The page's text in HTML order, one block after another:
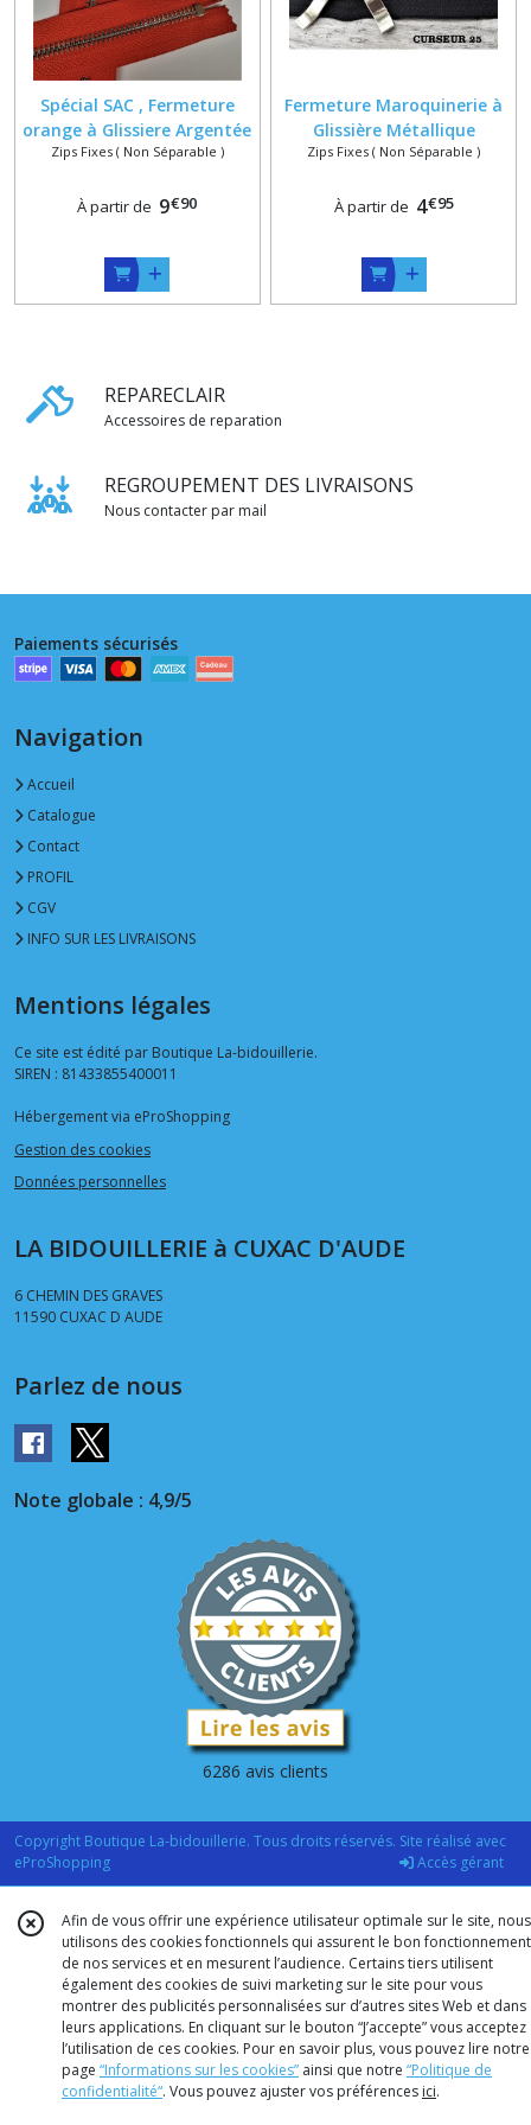
Spécial SAC , Fermeture
orange à Glissiere Argentée
Polie 6 mm , Zip Brillant
sur Mesure
Zips Fixes ( Non Séparable )
À partir de 9€90
Fermeture Maroquinerie à
Glissière Métallique
Argentée ou dorée sur
Zips Fixes ( Non Séparable )
À partir de 4€95
REPARECLAIR
Accessoires de reparation
REGROUPEMENT DES LIVRAISONS
Nous contacter par mail
Paiements sécurisés
Navigation
Accueil
Catalogue
Contact
PROFIL
CGV
INFO SUR LES LIVRAISONS
Mentions légales
Ce site est édité par Boutique La-bidouillerie.
SIREN : 81433855400011
Hébergement via eProShopping
Gestion des cookies
Données personnelles
LA BIDOUILLERIE à CUXAC D'AUDE
6 CHEMIN DES GRAVES
11590 CUXAC D AUDE
Parlez de nous
Note globale : 4,9/5
6286 avis clients
Copyright Boutique La-bidouillerie. Tous droits réservés. Site réalisé avec
eProShopping
Accès gérant
Afin de vous offrir une expérience utilisateur optimale sur le site, nous
utilisons des cookies fonctionnels qui assurent le bon fonctionnement
de nos services et en mesurent l’audience. Certains tiers utilisent
également des cookies de suivi marketing sur le site pour vous
montrer des publicités personnalisées sur d’autres sites Web et dans
leurs applications. En cliquant sur le bouton “J’accepte” vous acceptez
l’utilisation de ces cookies. Pour en savoir plus, vous pouvez lire notre
page “Informations sur les cookies” ainsi que notre “Politique de
confidentialité“. Vous pouvez ajuster vos préférences ici.